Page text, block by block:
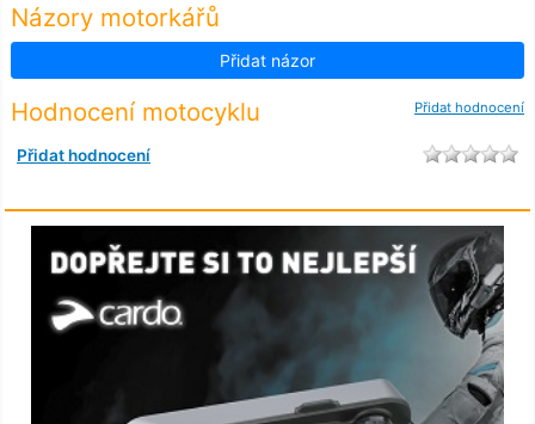
Názory motorkářů
Přidat názor
Přidat hodnocení
Hodnocení motocyklu
Přidat hodnocení